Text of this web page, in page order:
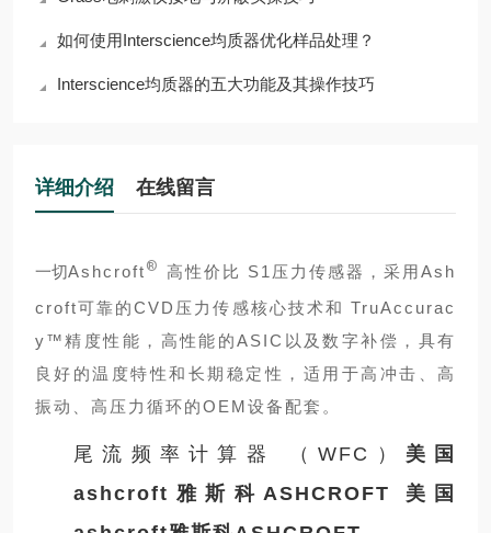
如何使用Interscience均质器优化样品处理？
Interscience均质器的五大功能及其操作技巧
详细介绍 在线留言
一切Ashcroft ® 高性价比 S1压力传感器，采用Ash
croft可靠的CVD压力传感核心技术和 TruAccurac
y™精度性能，高性能的ASIC以及数字补偿，具有
良好的温度特性和长期稳定性，适用于高冲击、高
振动、高压力循环的OEM设备配套。
尾流频率计算器 （WFC） 美国
ashcroft雅斯科ASHCROFT
美国